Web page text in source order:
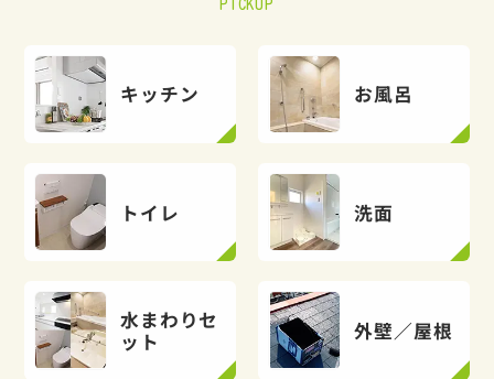
PICKUP
キッチン お風呂
トイレ 洗面
水まわりセ
ット
外壁／屋根